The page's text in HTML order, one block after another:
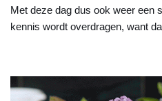
Met deze dag dus ook weer een
kennis wordt overdragen, want